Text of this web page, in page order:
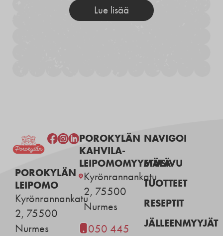
Lue lisää
POROKYLÄN
LEIPOMO
Kyrönrannankatu
2, 75500
Nurmes
POROKYLÄN
KAHVILA-
LEIPOMOMYYMÄLÄ
Kyrönrannankatu
2, 75500
Nurmes
050 445
NAVIGOI
ETUSIVU
TUOTTEET
RESEPTIT
JÄLLEENMYYJÄT